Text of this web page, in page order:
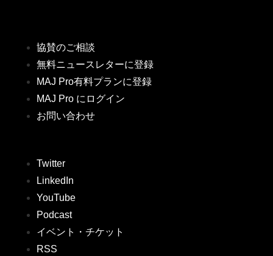
協賛のご相談
無料ニュースレターに登録
MAJ Pro有料プランに登録
MAJ Pro にログイン
お問い合わせ
Twitter
LinkedIn
YouTube
Podcast
イベント・チケット
RSS